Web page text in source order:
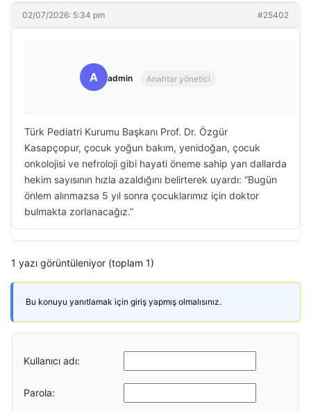
02/07/2026: 5:34 pm #25402
A admin Anahtar yönetici
Türk Pediatri Kurumu Başkanı Prof. Dr. Özgür
Kasapçopur, çocuk yoğun bakım, yenidoğan, çocuk
onkolojisi ve nefroloji gibi hayati öneme sahip yan dallarda
hekim sayısının hızla azaldığını belirterek uyardı: “Bugün
önlem alınmazsa 5 yıl sonra çocuklarımız için doktor
bulmakta zorlanacağız.”
1 yazı görüntüleniyor (toplam 1)
Bu konuyu yanıtlamak için giriş yapmış olmalısınız.
Kullanıcı adı:
Parola: